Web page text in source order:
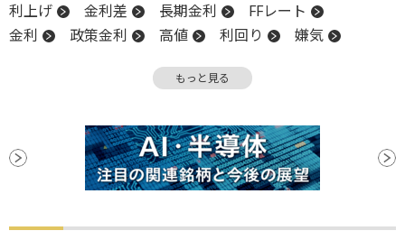
利上げ
金利差 長期金利
FFレート
金利
政策金利 高値 利回り
嫌気
もっと見る